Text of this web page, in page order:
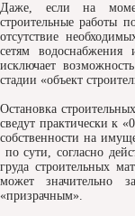
Даже, если на
строительные работы
отсутствие
сетям водоснабжения
исключает
стадии «объект
Остановка
сведут практически к
собственности на
по сути, согласно
груда строительных
может значительно
«призрачным».